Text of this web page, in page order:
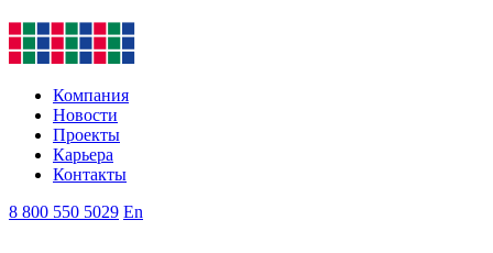
Компания
Новости
Проекты
Карьера
Контакты
8 800 550 5029 En